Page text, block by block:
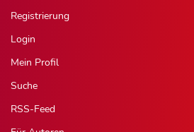
Registrierung
Login
Mein Profil
Suche
RSS-Feed